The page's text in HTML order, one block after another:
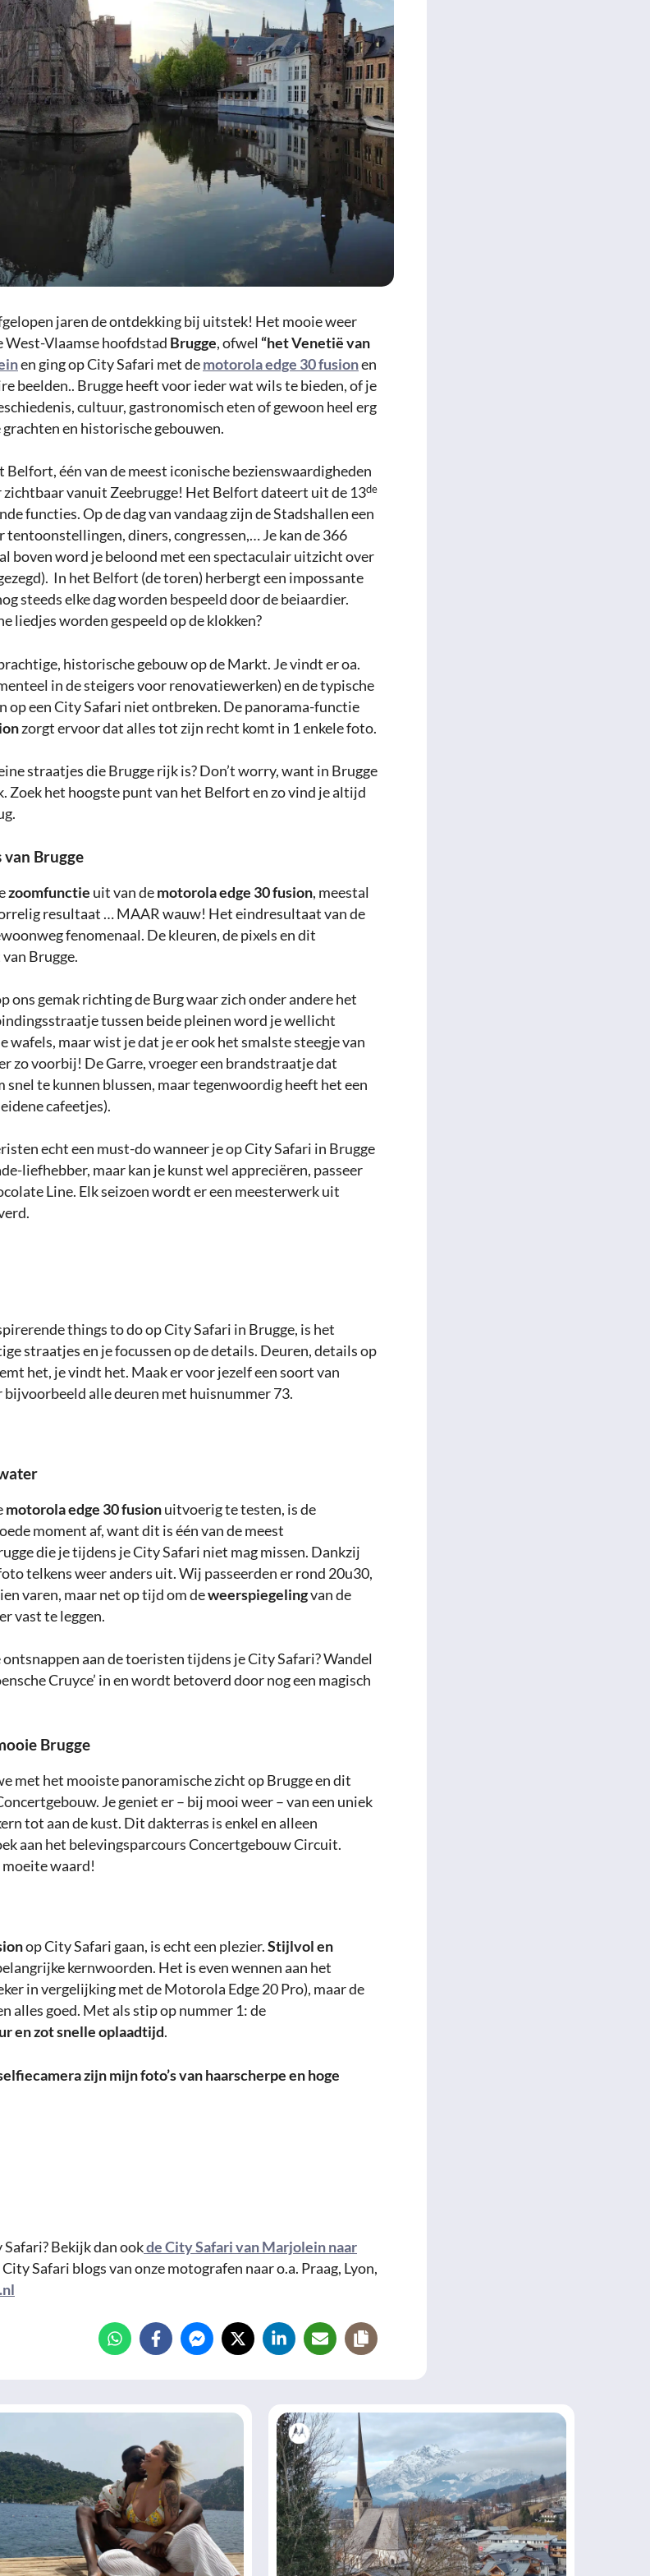
jaren de ontdekking bij uitstek! Het mooie weer
West-Vlaamse hoofdstad Brugge, ofwel “het Venetië van
en ging op City Safari met demotorola edge 30 fusionen
beelden.. Brugge heeft voor ieder wat wils te bieden, of je
cultuur, gastronomisch eten of gewoon heel erg
en historische gebouwen.
Belfort, één van de meest iconische bezienswaardigheden
zichtbaar vanuit Zeebrugge! Het Belfort dateert uit de 13de
functies. Op de dag van vandaag zijn de Stadshallen een
diners, congressen,… Je kan de 366
boven word je beloond met een spectaculair uitzicht over
In het Belfort (de toren) herbergt een impossante
steeds elke dag worden bespeeld door de beiaardier.
liedjes worden gespeeld op de klokken?
historische gebouw op de Markt. Je vindt er oa.
in de steigers voor renovatiewerken) en de typische
op een City Safari niet ontbreken. De panorama-functie
zorgt ervoor dat alles tot zijn recht komt in 1 enkele foto.
straatjes die Brugge rijk is? Don’t worry, want in Brugge
Zoek het hoogste punt van het Belfort en zo vind je altijd
Brugge
zoomfunctie uit van demotorola edge 30 fusion, meestal
resultaat … MAAR wauw! Het eindresultaat van de
fenomenaal. De kleuren, de pixels en dit
Brugge.
ons gemak richting de Burg waar zich onder andere het
tussen beide pleinen word je wellicht
wafels, maar wist je dat je er ook het smalste steegje van
zo voorbij! De Garre, vroeger een brandstraatje dat
te kunnen blussen, maar tegenwoordig heeft het een
cafeetjes).
echt een must-do wanneer je op City Safari in Brugge
liefhebber, maar kan je kunst wel appreciëren, passeer
Line. Elk seizoen wordt er een meesterwerk uit
things to do op City Safari in Brugge, is het
straatjes en je focussen op de details. Deuren, details op
het, je vindt het. Maak er voor jezelf een soort van
alle deuren met huisnummer 73.
motorola edge 30 fusionuitvoerig te testen, is de
moment af, want dit is één van de meest
die je tijdens je City Safari niet mag missen. Dankzij
telkens weer anders uit. Wij passeerden er rond 20u30,
varen, maar net op tijd om deweerspiegelingvan de
vast te leggen.
aan de toeristen tijdens je City Safari? Wandel
Cruyce’ in en wordt betoverd door nog een magisch
Brugge
met het mooiste panoramische zicht op Brugge en dit
Je geniet er – bij mooi weer – van een uniek
tot aan de kust. Dit dakterras is enkel en alleen
aan het belevingsparcours Concertgebouw Circuit.
waard!
op City Safari gaan, is echt een plezier.Stijlvol en
kernwoorden. Het is even wennen aan het
in vergelijking met de Motorola Edge 20 Pro), maar de
alles goed. Met als stip op nummer 1: de
en zot snelle oplaadtijd.
zijn mijn foto’s van haarscherpe en hoge
Bekijk dan ookde City Safari van Marjolein naar
Safari blogs van onze motografen naar o.a. Praag, Lyon,